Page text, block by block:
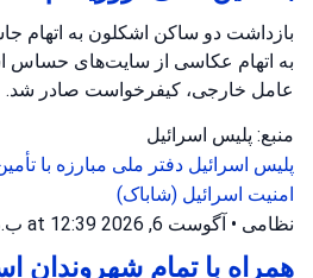
بازداشت دو ساکن اشکلون به اتهام
به اتهام عکاسی از سایت‌های حساس
عامل خارجی، کیفرخواست صادر شد.
منبع: پلیس اسرائیل
پلیس اسرائیل دفتر ملی مبارزه با
امنیت اسرائیل (شاباک)
نظامی • آگوست 6, 2026 at 12:39 ب.ظ
همراه با تمام شهروندان